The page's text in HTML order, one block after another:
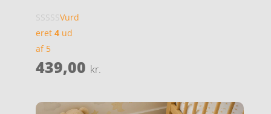
Vurd
eret 4ud
af 5
439,00 kr.